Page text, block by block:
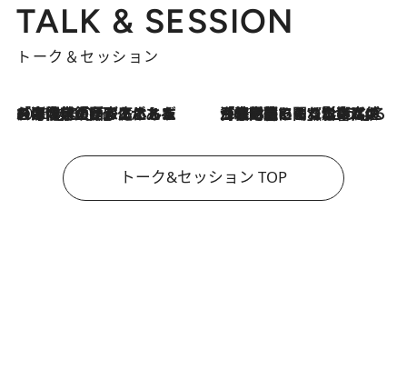
TALK & SESSION
トーク＆セッション
2026.8.3
「今後値上げがあるとすれば…」「リスクがあるのは今年の冬」エネルギー専門家が語る、ホルムズ海峡封鎖が家庭にもたらす“ある心配” 2026.8.3
「住宅建てられない…」「サーチャージ料の高値が続いている」ホルムズ海峡封鎖による影響はいつまで続く？《エネルギー専門家に聞く“どうなる日本の暮らし”》
トーク&セッション TOP